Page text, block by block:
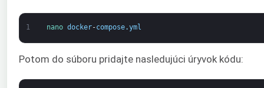
1 nano docker-compose.yml
Potom do súboru pridajte nasledujúci úryvok kódu: